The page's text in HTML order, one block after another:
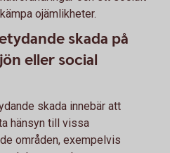
ojämlikheter.
skada på
eller social
skada innebär att
hänsyn till vissa
områden, exempelvis